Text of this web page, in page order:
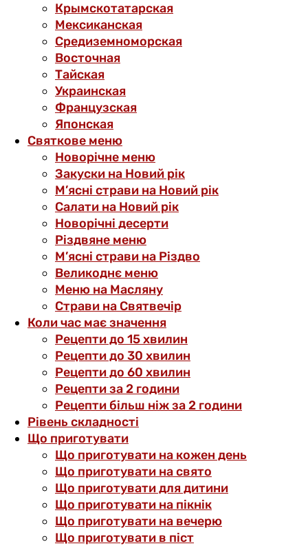
Крымскотатарская
Мексиканская
Средиземноморская
Восточная
Тайская
Украинская
Французская
Японская
Святкове меню
Новорічне меню
Закуски на Новий рік
М’ясні страви на Новий рік
Салати на Новий рік
Новорічні десерти
Різдвяне меню
М’ясні страви на Різдво
Великоднє меню
Меню на Масляну
Страви на Святвечір
Коли час має значення
Рецепти до 15 хвилин
Рецепти до 30 хвилин
Рецепти до 60 хвилин
Рецепти за 2 години
Рецепти більш ніж за 2 години
Рівень складності
Що приготувати
Що приготувати на кожен день
Що приготувати на свято
Що приготувати для дитини
Що приготувати на пікнік
Що приготувати на вечерю
Що приготувати в піст